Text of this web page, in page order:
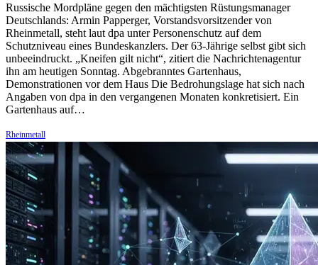
Russische Mordpläne gegen den mächtigsten Rüstungsmanager
Deutschlands: Armin Papperger, Vorstandsvorsitzender von
Rheinmetall, steht laut dpa unter Personenschutz auf dem
Schutzniveau eines Bundeskanzlers. Der 63-Jährige selbst gibt sich
unbeeindruckt. „Kneifen gilt nicht“, zitiert die Nachrichtenagentur
ihn am heutigen Sonntag. Abgebranntes Gartenhaus,
Demonstrationen vor dem Haus Die Bedrohungslage hat sich nach
Angaben von dpa in den vergangenen Monaten konkretisiert. Ein
Gartenhaus auf…
Rheinmetall